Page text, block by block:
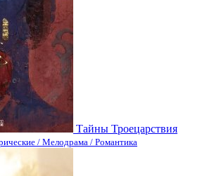
Тайны Троецарствия
/ Мелодрама / Романтика